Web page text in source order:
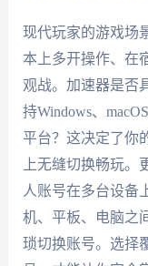
现代玩家的游戏场
本上多开操作、在
观战。加速器是否
持Windows、
平台？这决定了你
上无缝切换畅玩
人账号在多台设备
机、平板、电脑之
琐切换账号。选择